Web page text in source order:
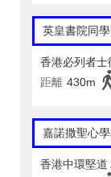
英皇書院同
香港必列者士
距離 430m
嘉諾撒聖心
香港中環堅道